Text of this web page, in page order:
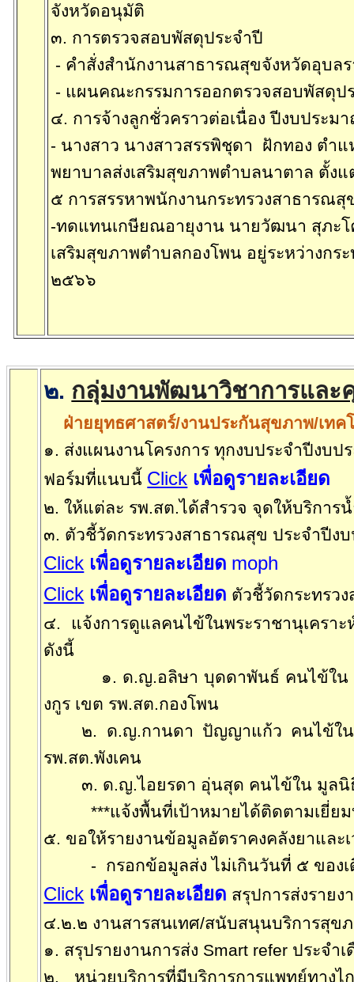
จังหวัดอนุมัติ
๓. การตรวจสอบพัสดุประจำปี
- คำสั่งสำนักงานสาธารณสุขจังหวัดอุบล
- แผนคณะกรรมการออกตรวจสอบพัสดุ
๔. การจ้างลูกชั่วคราวต่อเนื่อง ปีงบประ
- นางสาว นางสาวสรรพิชุดา
ฝักทอง ตำ
พยาบาลส่งเสริมสุขภาพตำบลนาตาล ตั้
๕ การสรรหาพนักงานกระทรวงสาธารณสุ
-ทดแทนเกษียณอายุงาน นายวัฒนา สุภะโ
เสริมสุขภาพตำบลกองโพน อยู่ระหว่างกร
๒๕๖๖
๒. กลุ่มงานพัฒนาวิชาการและ
ฝ่ายยุทธศาสตร์/งานประกันสุขภาพ/เทค
๑. ส่งแผนงานโครงการ ทุกงบประจำปีง
ฟอร์มที่แนบนี้ Click เพื่อดูรายละเอียด
๒. ให้แต่ละ รพ.สต.ได้สำรวจ จุดให้บริกา
๓. ตัวชี้วัดกระทรวงสาธารณสุข ประจำปี
Click เพื่อดูรายละเอียด moph
Click เพื่อดูรายละเอียด ตัวชี้วัดกระทรว
๔. แจ้งการดูแลคนไข้ในพระราชานุเคร
ดังนี้
๑. ด.ญ.อลิษา บุดดาพันธ์ คนไข้ใน
งกูร เขต รพ.สต.กองโพน
๒. ด.ญ.กานดา ปัญญาแก้ว คนไข้ใน
รพ.สต.พังเคน
๓. ด.ญ.ไอยรดา อุ่นสุด คนไข้ใน มูลนิ
***แจ้งพื้นที่เป้าหมายได้ติดตามเยี่ย
๕. ขอให้รายงานข้อมูลอัตราคงคลังยาแล
- กรอกข้อมูลส่ง ไม่เกินวันที่ ๕ ของ
Click เพื่อดูรายละเอียด สรุปการส่งรายง
๔.๒.๒ งานสารสนเทศ/สนับสนุนบริการสุข
๑. สรุปรายงานการส่ง Smart refer ประจำ
๒. หน่วยบริการที่มีบริการการแพทย์ทา